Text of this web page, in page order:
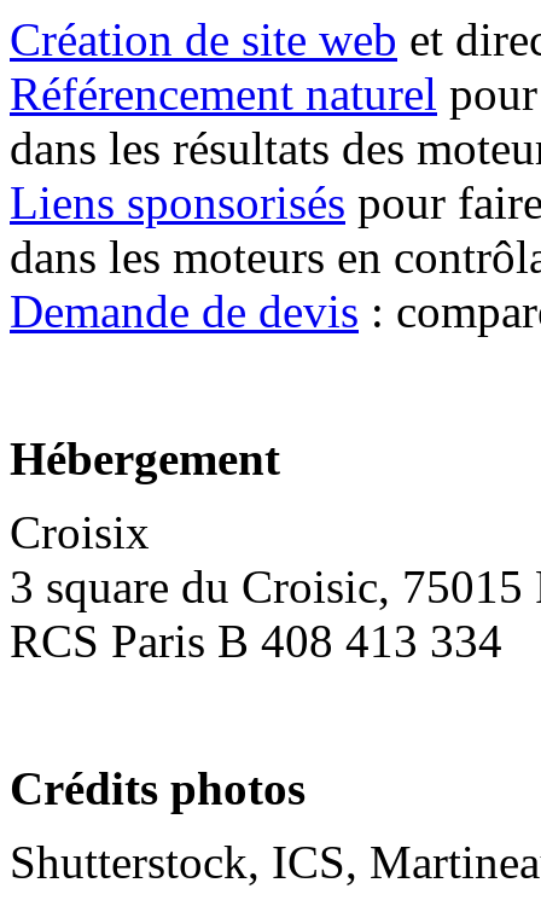
Création de site web et
Référencement naturel
dans les résultats des
Liens sponsorisés pour
dans les moteurs en
Demande de devis :
Hébergement
Croisix
3 square du Croisic, 75015
RCS Paris B 408 413 334
Crédits photos
Shutterstock, ICS,